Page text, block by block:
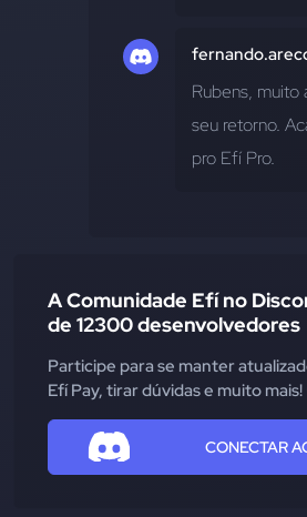
Rubens,
seu retorno.
pro Efí Pro.
A Comunidade Efí no
de 12300 desenvolvedores
Participe para se manter
Efí Pay, tirar dúvidas e muito mais!
CONECTAR